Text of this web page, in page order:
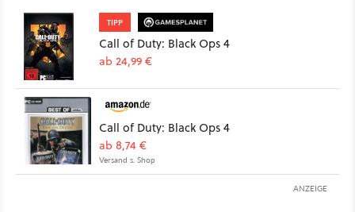
TIPP
Call of Duty: Black Ops 4
ab 24,99 €
Call of Duty: Black Ops 4
ab 8,74 €
Versand s. Shop
ANZEIGE